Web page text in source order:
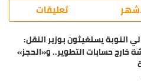
تعليقات
النوبة يستغيثون بوزير النقل:
خارج حسابات التطوير.. و«الحجز»